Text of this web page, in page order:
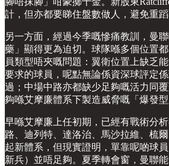
計，但亦都要睇住盤數做人，避免重蹈
另一方面，經過今季嘅慘痛教訓，曼
藥」顯得更為迫切。球隊喺多個位置
員類型唔夾嘅問題：翼衛位置上缺乏
要求的球員，呢點無論係資深球評定
過；中場中路亦都缺少足夠嘅活力同
夠喺艾摩廉體系下製造威脅嘅「爆發型
早喺艾摩廉上任初期，已經有戰術分
路、迪列特、達洛治、馬沙拉維、梳
起新體系，但現實證明，單靠呢啲球
新兵）並唔足夠。夏季轉會窗，曼聯